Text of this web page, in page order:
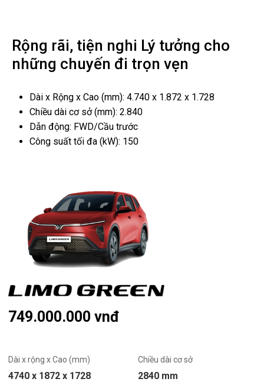
Rộng rãi, tiện nghi Lý tưởng cho
những chuyến đi trọn vẹn
Dài x Rộng x Cao (mm): 4.740 x 1.872 x 1.728
Chiều dài cơ sở (mm): 2.840
Dẫn động: FWD/Cầu trước
Công suất tối đa (kW): 150
749.000.000 vnđ
Dài x rộng x Cao (mm)
4740 x 1872 x 1728
Chiều dài cơ sở
2840 mm